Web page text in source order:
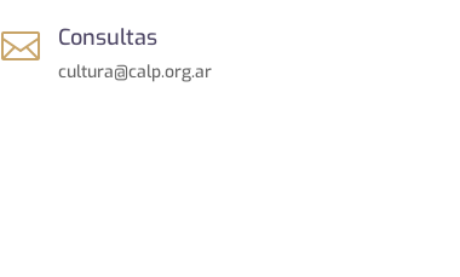
 Consultas
cultura@calp.org.ar